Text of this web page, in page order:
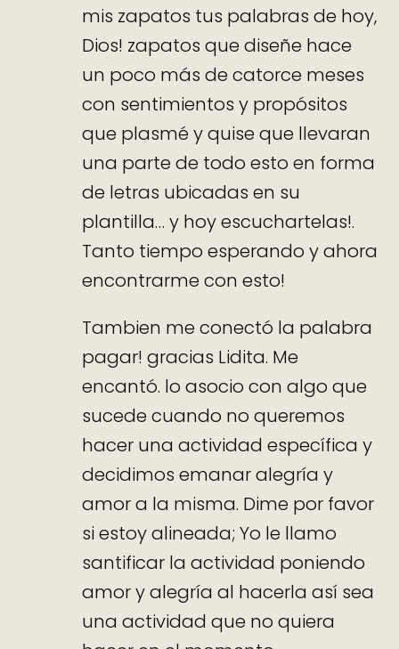
mis zapatos tus palabras de hoy,
Dios! zapatos que diseñe hace
un poco más de catorce meses
con sentimientos y propósitos
que plasmé y quise que llevaran
una parte de todo esto en forma
de letras ubicadas en su
plantilla… y hoy escuchartelas!.
Tanto tiempo esperando y ahora
encontrarme con esto!
Tambien me conectó la palabra
pagar! gracias Lidita. Me
encantó. lo asocio con algo que
sucede cuando no queremos
hacer una actividad específica y
decidimos emanar alegría y
amor a la misma. Dime por favor
si estoy alineada; Yo le llamo
santificar la actividad poniendo
amor y alegría al hacerla así sea
una actividad que no quiera